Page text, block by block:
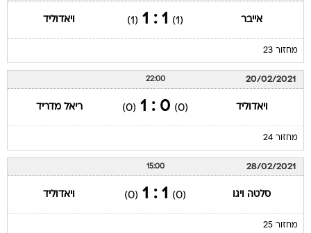
אייבר (1)
1 : 1
(1) ויאדוליד
מחזור 23
20/02/2021
22:00
ויאדוליד (0)
0 : 1
(0) ריאל מדריד
מחזור 24
28/02/2021
15:00
סלטה ויגו (0)
1 : 1
(0) ויאדוליד
מחזור 25